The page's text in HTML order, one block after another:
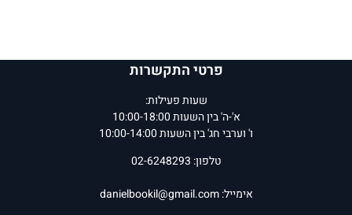
פרטי התקשרות
שעות פעילות:
א'-ה' בין השעות 10:00-18:00
ו' וערבי חג' בין השעות 10:00-14:00
טלפון: 02-6248293
אימייל:danielbookil@gmail.com